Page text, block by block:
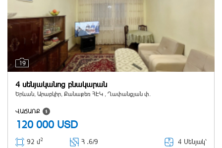
19
4 սենյականոց բնակարան
Երևան, Արաբկիր, Քանաքեռ ՀԷԿ , Ղափանցյան փ.
ՎԱՃԱՌՔ
120 000 USD
92 մ2 Հ ․6/9 4 Սենյակ՝